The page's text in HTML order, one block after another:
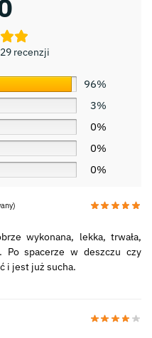
recenzji
96%
3%
0%
0%
0%
wykonana, lekka, trwała,
Po spacerze w deszczu czy
i jest już sucha.